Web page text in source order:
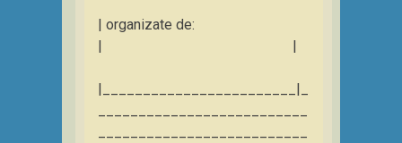
| organizate de:
| |
|________________________|_